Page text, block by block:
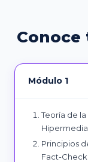
Módulo 1
Teoría de
Hipermedia
Principios
Fact-